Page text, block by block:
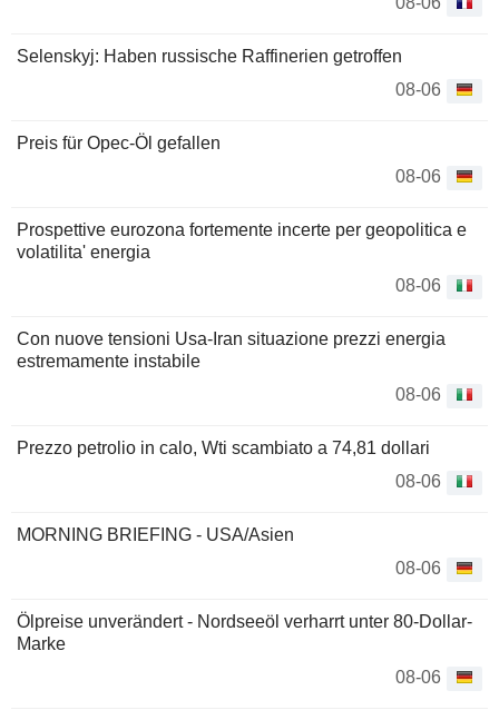
Selenskyj: Haben russische Raffinerien getroffen
08-06
Preis für Opec-Öl gefallen
08-06
Prospettive eurozona fortemente incerte per geopolitica e
volatilita' energia
08-06
Con nuove tensioni Usa-Iran situazione prezzi energia
estremamente instabile
08-06
Prezzo petrolio in calo, Wti scambiato a 74,81 dollari
08-06
MORNING BRIEFING - USA/Asien
08-06
Ölpreise unverändert - Nordseeöl verharrt unter 80-Dollar-
Marke
08-06